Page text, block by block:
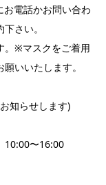
電話かお問い合わ
さい。
。※マスクをご着用
いいたします。
知らせします)
10:00〜16:00